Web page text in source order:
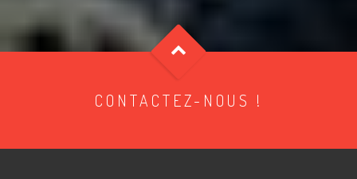
CONTACTEZ-NOUS !